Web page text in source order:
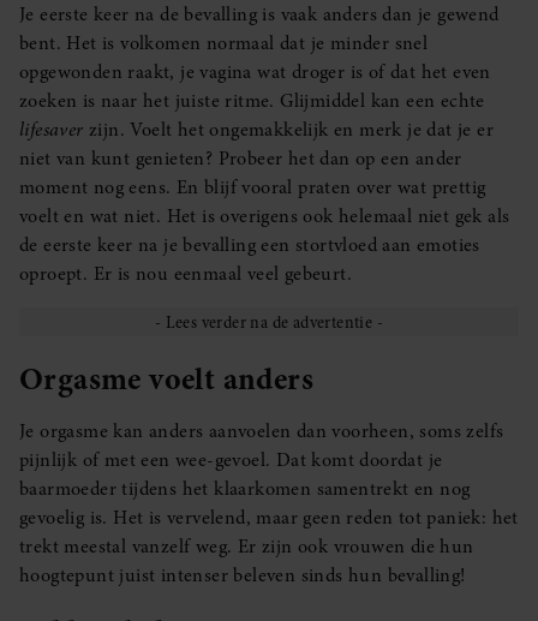
Je eerste keer na de bevalling is vaak anders dan je gewend
bent. Het is volkomen normaal dat je minder snel
opgewonden raakt, je vagina wat droger is of dat het even
zoeken is naar het juiste ritme. Glijmiddel kan een echte
lifesaver zijn. Voelt het ongemakkelijk en merk je dat je er
niet van kunt genieten? Probeer het dan op een ander
moment nog eens. En blijf vooral praten over wat prettig
voelt en wat niet. Het is overigens ook helemaal niet gek als
de eerste keer na je bevalling een stortvloed aan emoties
oproept. Er is nou eenmaal veel gebeurt.
Orgasme voelt anders
Je orgasme kan anders aanvoelen dan voorheen, soms zelfs
pijnlijk of met een wee-gevoel. Dat komt doordat je
baarmoeder tijdens het klaarkomen samentrekt en nog
gevoelig is. Het is vervelend, maar geen reden tot paniek: het
trekt meestal vanzelf weg. Er zijn ook vrouwen die hun
hoogtepunt juist intenser beleven sinds hun bevalling!